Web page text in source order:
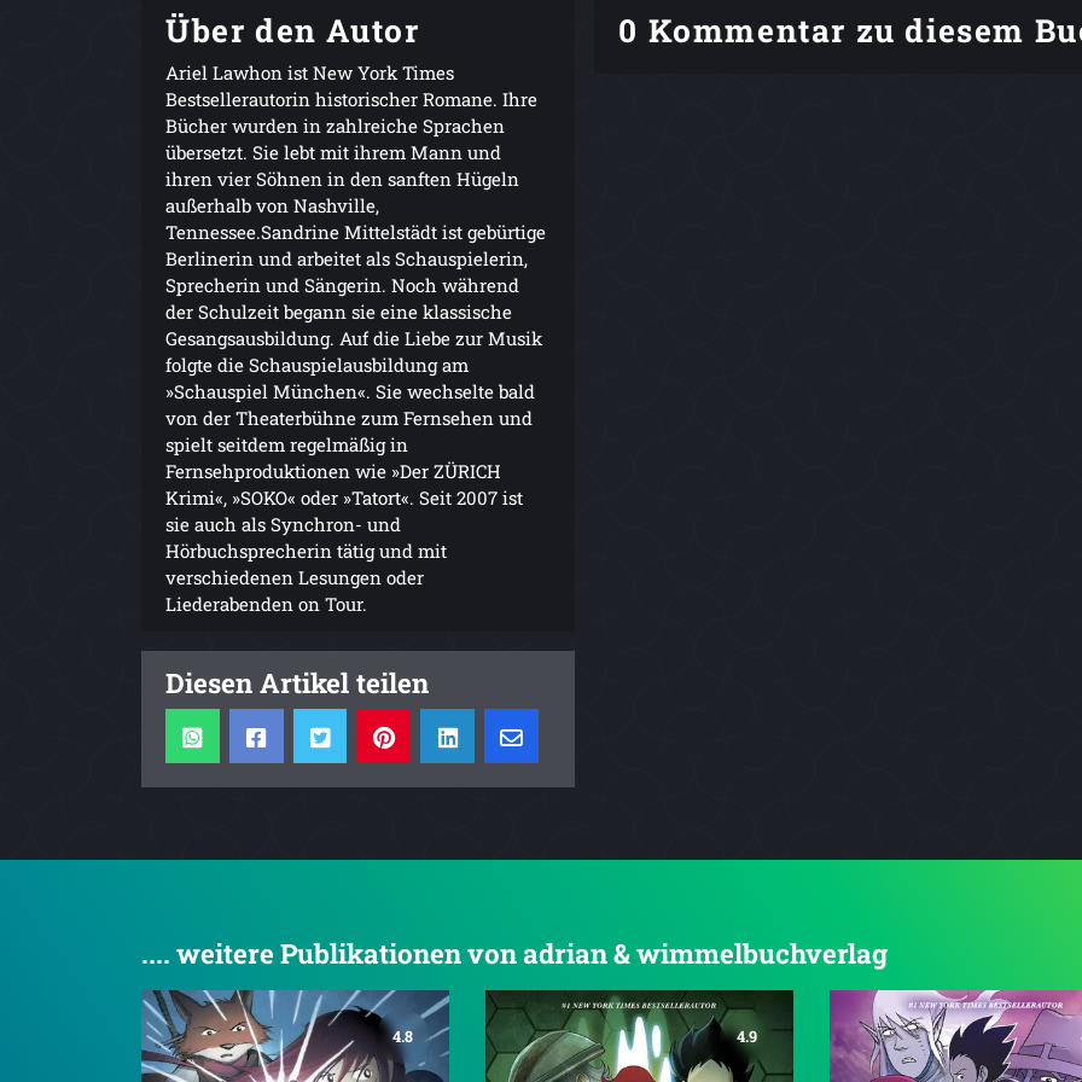
Über den Autor
Ariel Lawhon ist New York Times
Bestsellerautorin historischer Romane. Ihre
Bücher wurden in zahlreiche Sprachen
übersetzt. Sie lebt mit ihrem Mann und
ihren vier Söhnen in den sanften Hügeln
außerhalb von Nashville,
Tennessee.Sandrine Mittelstädt ist gebürtige
Berlinerin und arbeitet als Schauspielerin,
Sprecherin und Sängerin. Noch während
der Schulzeit begann sie eine klassische
Gesangsausbildung. Auf die Liebe zur Musik
folgte die Schauspielausbildung am
»Schauspiel München«. Sie wechselte bald
von der Theaterbühne zum Fernsehen und
spielt seitdem regelmäßig in
Fernsehproduktionen wie »Der ZÜRICH
Krimi«, »SOKO« oder »Tatort«. Seit 2007 ist
sie auch als Synchron- und
Hörbuchsprecherin tätig und mit
verschiedenen Lesungen oder
Liederabenden on Tour.
Diesen Artikel teilen
0 Kommentar zu diesem
.... weitere Publikationen von adrian & wimmelbuchverlag
4.8 4.9